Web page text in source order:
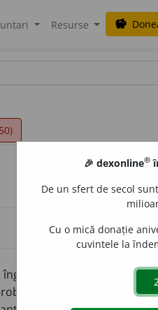
Resurse savings
– răce.
redus la *
🎉 dexonline®
De un sfert de secol
Cu o mică donație
cuvintele la